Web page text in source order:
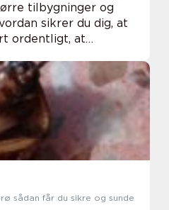
tilbygninger og
sikrer du dig, at
ordentligt, at
år? Her får du ...